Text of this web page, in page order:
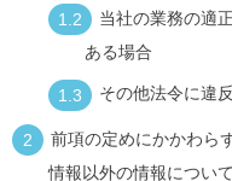
当社の業務の適
ある場合
その他法令に違
前項の定めにかかわら
情報以外の情報につい